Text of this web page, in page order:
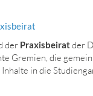
der Praxisbeiratder
Gremien, die
in die